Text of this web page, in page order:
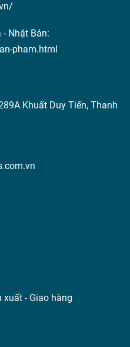
Nhật Bản:
pham.html
Khuất Duy Tiến, Thanh
xuất - Giao hàng